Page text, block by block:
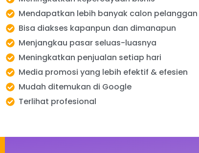
Mendapatkan lebih banyak calon pelanggan
Bisa diakses kapanpun dan dimanapun
Menjangkau pasar seluas-luasnya
Meningkatkan penjualan setiap hari
Media promosi yang lebih efektif & efesien
Mudah ditemukan di Google
Terlihat profesional